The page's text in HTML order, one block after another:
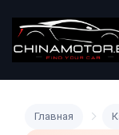
Главная